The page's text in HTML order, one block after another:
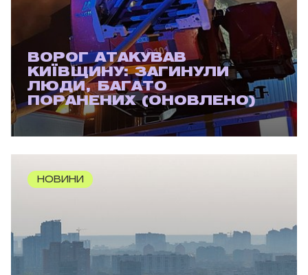
ВОРОГ АТАКУВАВ
КИЇВЩИНУ: ЗАГИНУЛИ
ЛЮДИ, БАГАТО
ПОРАНЕНИХ (ОНОВЛЕНО)
НОВИНИ